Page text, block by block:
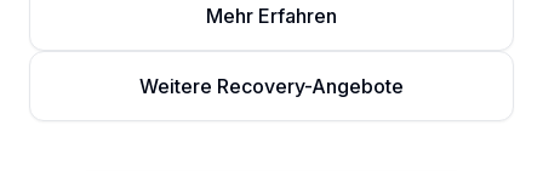
Mehr Erfahren
Weitere Recovery-Angebote